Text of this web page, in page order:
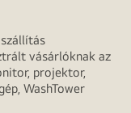
vásárlóknak az
projektor,
WashTower